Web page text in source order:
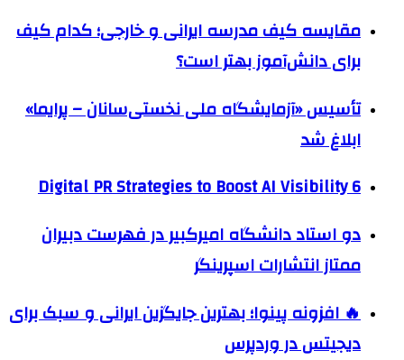
مقایسه کیف مدرسه ایرانی و خارجی؛ کدام کیف
برای دانش‌آموز بهتر است؟
تأسیس «آزمایشگاه ملی نخستی‌سانان – پرایما»
ابلاغ شد
6 Digital PR Strategies to Boost AI Visibility
دو استاد دانشگاه امیرکبیر در فهرست دبیران
ممتاز انتشارات اسپرینگر
🔥 افزونه پینوا؛ بهترین جایگزین ایرانی و سبک برای
دیجیتس در وردپرس